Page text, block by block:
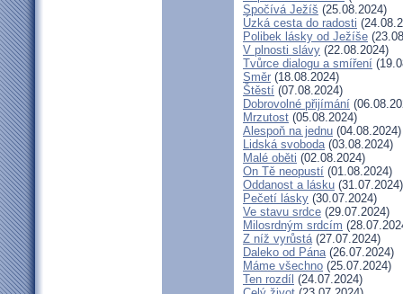
Spočívá Ježíš (25.08.2024)
Úzká cesta do radosti
Polibek lásky od Ježíše
V plnosti slávy (22.08.2024)
Tvůrce dialogu a smíření
Směr (18.08.2024)
Štěstí (07.08.2024)
Dobrovolné přijímání
Mrzutost (05.08.2024)
Alespoň na jednu (04.08.2024)
Lidská svoboda(03.08.2024)
Malé oběti (02.08.2024)
On Tě neopustí (01.08.2024)
Oddanost a lásku (31.07.2024)
Pečetí lásky (30.07.2024)
Ve stavu srdce (29.07.2024)
Milosrdným srdcím
Z níž vyrůstá(27.07.2024)
Daleko od Pána(26.07.2024)
Máme všechno (25.07.2024)
Ten rozdíl (24.07.2024)